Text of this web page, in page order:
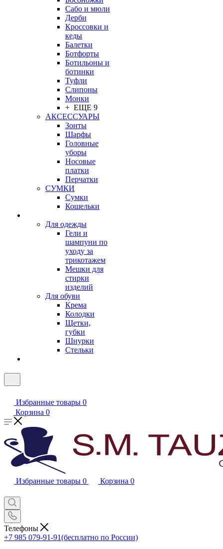
Сабо и мюли
Дерби
Кроссовки и
кеды
Балетки
Ботфорты
Ботильоны и
ботинки
Туфли
Слипоны
Монки
+ ЕЩЕ 9
АКСЕССУАРЫ
Зонты
Шарфы
Головные
уборы
Носовые
платки
Перчатки
СУМКИ
Сумки
Кошельки
Для одежды
Гели и
шампуни по
уходу за
трикотажем
Мешки для
стирки
изделий
Для обуви
Крема
Колодки
Щетки,
губки
Шнурки
Стельки
Избранные товары 0
Корзина 0
Избранные товары 0 Корзина 0
Телефоны
+7 985 079-91-91(бесплатно по России)